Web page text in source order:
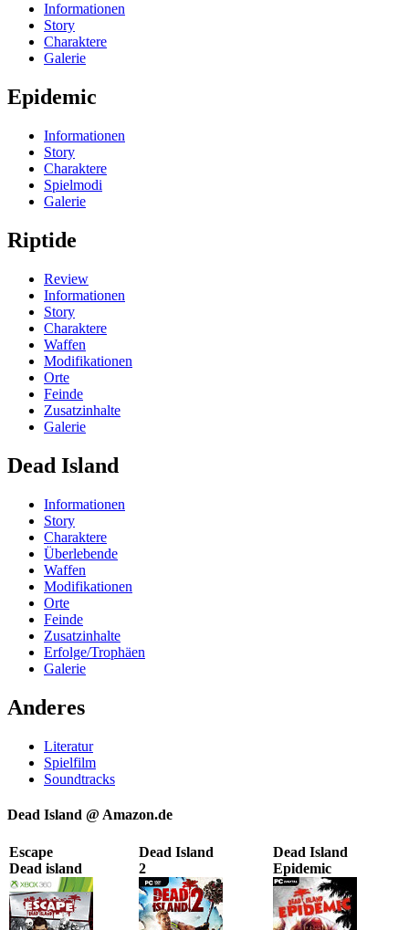
Informationen
Story
Charaktere
Galerie
Epidemic
Informationen
Story
Charaktere
Spielmodi
Galerie
Riptide
Review
Informationen
Story
Charaktere
Waffen
Modifikationen
Orte
Feinde
Zusatzinhalte
Galerie
Dead Island
Informationen
Story
Charaktere
Überlebende
Waffen
Modifikationen
Orte
Feinde
Zusatzinhalte
Erfolge/Trophäen
Galerie
Anderes
Literatur
Spielfilm
Soundtracks
Dead Island @ Amazon.de
Escape
Dead island
Dead Island
2
Dead Island
Epidemic